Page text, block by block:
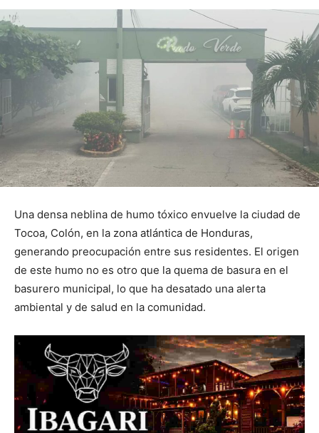
Una densa neblina de humo tóxico envuelve la ciudad de
Tocoa, Colón, en la zona atlántica de Honduras,
generando preocupación entre sus residentes. El origen
de este humo no es otro que la quema de basura en el
basurero municipal, lo que ha desatado una alerta
ambiental y de salud en la comunidad.